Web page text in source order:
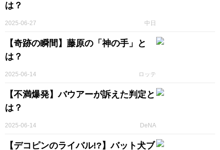
は？
中日
2025-06-27
【奇跡の瞬間】藤原の「神の手」と
は？
ロッテ
2025-06-14
【不満爆発】バウアーが訴えた判定と
は？
DeNA
2025-06-14
【デコピンのライバル!?】バット犬ブ